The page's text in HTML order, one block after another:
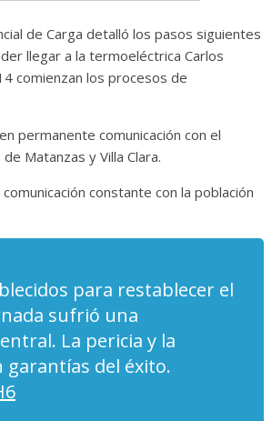
de Carga detalló los pasos siguientes
llegar a la termoeléctrica Carlos
comienzan los procesos de
permanente comunicación con el
Matanzas y Villa Clara.
constante con la población
para restablecer el
sufrió una
La pericia y la
del éxito.
Cine macizo de
28 diciembre, 2025